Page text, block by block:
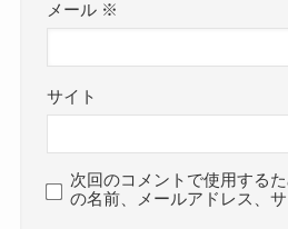
メール ※
サイト
次回のコメントで使用する
の名前、メールアドレス、サ